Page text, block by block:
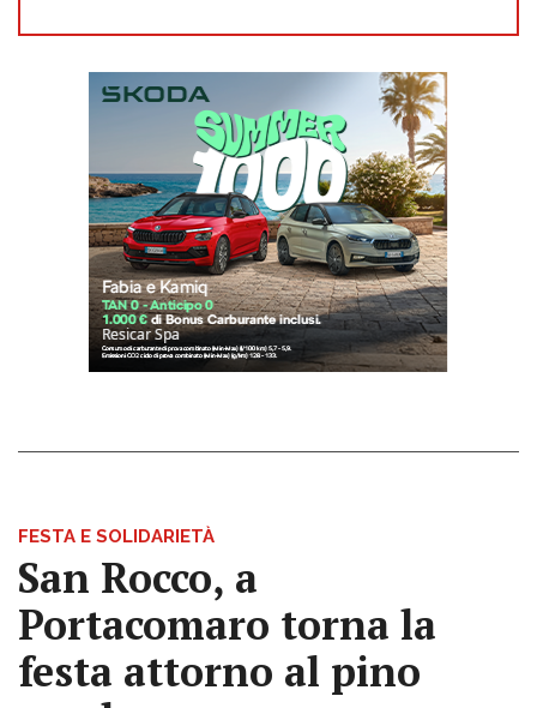
FESTA E SOLIDARIETÀ
San Rocco, a
Portacomaro torna la
festa attorno al pino